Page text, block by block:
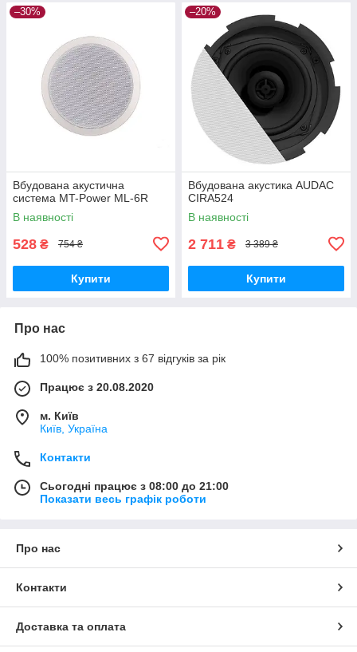
–30%
Вбудована акустична
система MT-Power ML-6R
В наявності
528 ₴ 754 ₴
Купити
–20%
Вбудована акустика AUDAC
CIRA524
В наявності
2 711 ₴ 3 389 ₴
Купити
Про нас
100% позитивних з 67 відгуків за рік
Працює з 20.08.2020
м. Київ
Київ, Україна
Контакти
Сьогодні працює з 08:00 до 21:00
Показати весь графік роботи
Про нас
Контакти
Доставка та оплата